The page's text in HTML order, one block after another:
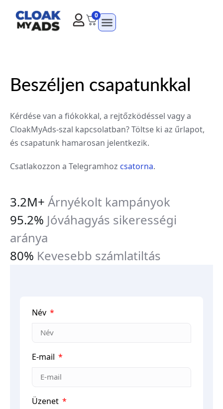
0
Beszéljen csapatunkkal
Kérdése van a fiókokkal, a rejtőzködéssel vagy a
CloakMyAds-szal kapcsolatban? Töltse ki az űrlapot,
és csapatunk hamarosan jelentkezik.
Csatlakozzon a Telegramhoz csatorna.
3.2M+ Árnyékolt kampányok
95.2% Jóváhagyás sikerességi
aránya
80% Kevesebb számlatiltás
Név
E-mail
Üzenet